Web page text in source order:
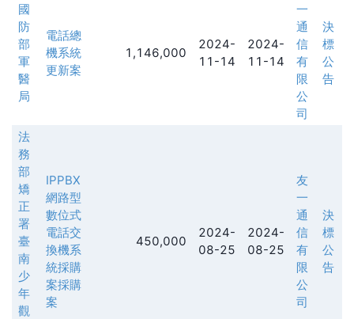
國
防
部
軍
醫
局
電話總
機系統
更新案
1,146,000
2024-
11-14
2024-
11-14
一
通
信
有
限
公
司
決
標
公
告
法
務
部
矯
正
署
臺
南
少
年
觀
IPPBX
網路型
數位式
電話交
換機系
統採購
案採購
案
450,000
2024-
08-25
2024-
08-25
友
一
通
信
有
限
公
司
決
標
公
告